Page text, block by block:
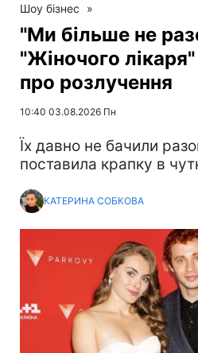
Шоу бізнес »
"Ми більше не
"Жіночого
про розлучення
10:40 03.08.2026 Пн
Їх давно не бачили
поставила крапку в
КАТЕРИНА СОБКОВА